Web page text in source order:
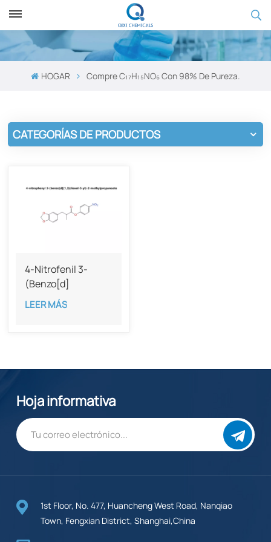
HOGAR Compre C₁₇H₁₅NO₆ Con 98% De Pureza.
CATEGORÍAS DE PRODUCTOS
4-Nitrofenil 3-
(Benzo[d]
[1,3]dioxol-5-il)-2-
metilpropanoato
LEER MÁS
Hoja informativa
1st Floor, No. 477, Huancheng West Road, Nanqiao
Town, Fengxian District, Shanghai,China